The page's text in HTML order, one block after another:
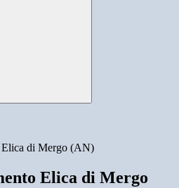
Elica di Mergo (AN)
Elica di Mergo